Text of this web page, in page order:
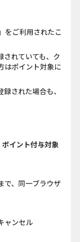
をご利用されたこ
されていても、ク
はポイント対象に
された場合も、
イント付与対象
で、同一ブラウザ
ャンセル